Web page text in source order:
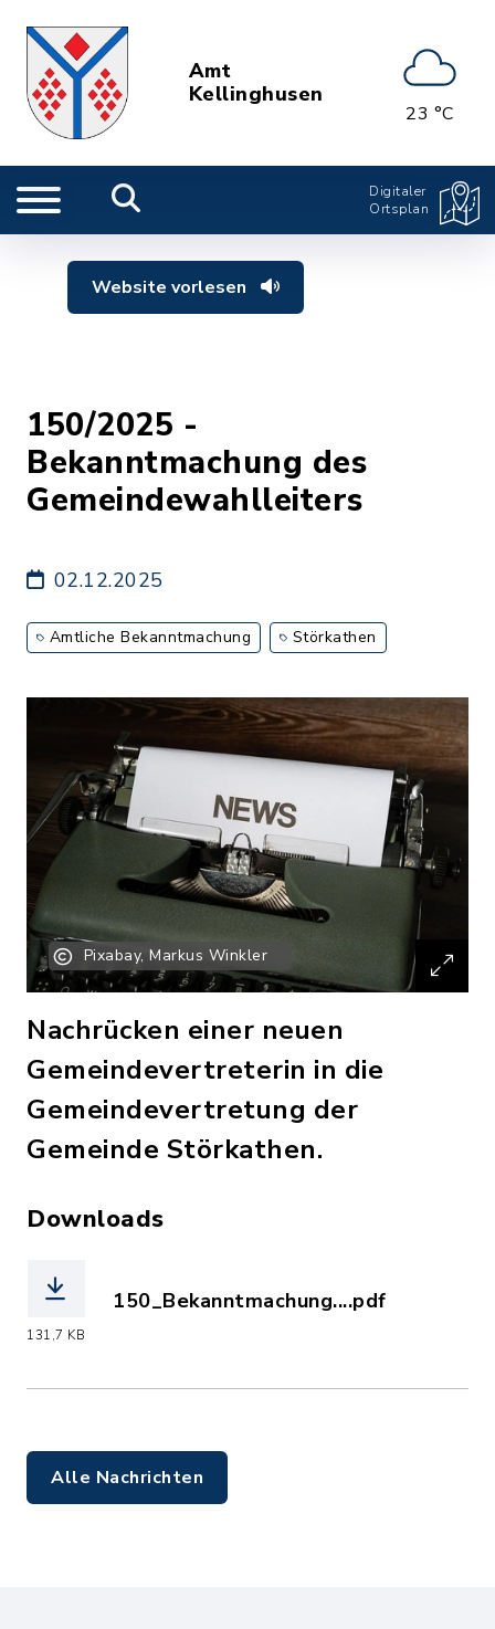
Amt
Kellinghusen
23 °C
Digitaler
Ortsplan
Website vorlesen
150/2025 -
Bekanntmachung des
Gemeindewahlleiters
02.12.2025
Amtliche Bekanntmachung Störkathen
Pixabay, Markus Winkler
Nachrücken einer neuen
Gemeindevertreterin in die
Gemeindevertretung der
Gemeinde Störkathen.
Downloads
131,7 KB
150_Bekanntmachung....pdf
Alle Nachrichten